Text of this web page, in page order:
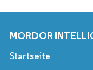
MORDOR
Startseite